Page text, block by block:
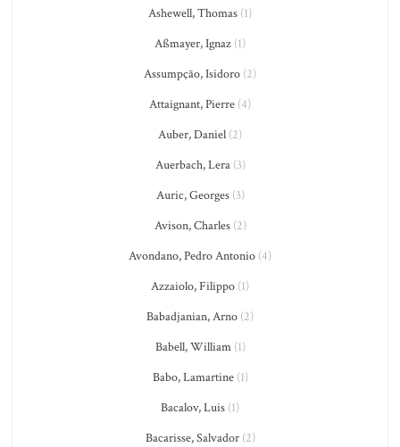
Ashewell, Thomas (1)
Aßmayer, Ignaz (1)
Assumpção, Isidoro (2)
Attaignant, Pierre (4)
Auber, Daniel (2)
Auerbach, Lera(3)
Auric, Georges(3)
Avison, Charles(2)
Avondano, Pedro Antonio (4)
Azzaiolo, Filippo (1)
Babadjanian, Arno (2)
Babell, William(1)
Babo, Lamartine(1)
Bacalov, Luis (1)
Bacarisse, Salvador(2)